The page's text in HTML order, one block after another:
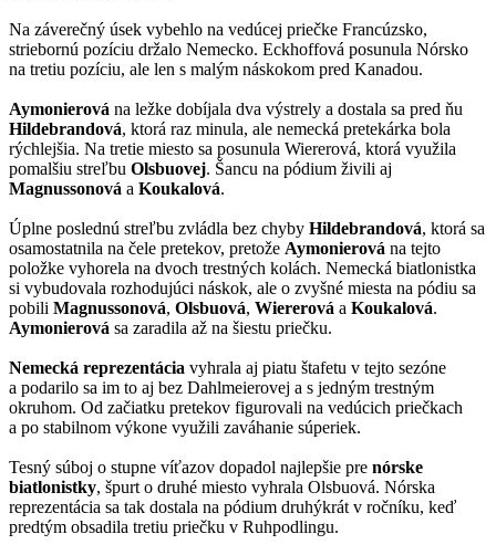
Na záverečný úsek vybehlo na vedúcej priečke Francúzsko,
striebornú pozíciu držalo Nemecko. Eckhoffová posunula Nórsko
na tretiu pozíciu, ale len s malým náskokom pred Kanadou.
Aymonierová na ležke dobíjala dva výstrely a dostala sa pred ňu
Hildebrandová, ktorá raz minula, ale nemecká pretekárka bola
rýchlejšia. Na tretie miesto sa posunula Wiererová, ktorá využila
pomalšiu streľbu Olsbuovej. Šancu na pódium živili aj
Magnussonová a Koukalová.
Úplne poslednú streľbu zvládla bez chyby Hildebrandová, ktorá sa
osamostatnila na čele pretekov, pretože Aymonierová na tejto
položke vyhorela na dvoch trestných kolách. Nemecká biatlonistka
si vybudovala rozhodujúci náskok, ale o zvyšné miesta na pódiu sa
pobili Magnussonová, Olsbuová, Wiererová a Koukalová.
Aymonierová sa zaradila až na šiestu priečku.
Nemecká reprezentácia vyhrala aj piatu štafetu v tejto sezóne
a podarilo sa im to aj bez Dahlmeierovej a s jedným trestným
okruhom. Od začiatku pretekov figurovali na vedúcich priečkach
a po stabilnom výkone využili zaváhanie súperiek.
Tesný súboj o stupne víťazov dopadol najlepšie pre nórske
biatlonistky, špurt o druhé miesto vyhrala Olsbuová. Nórska
reprezentácia sa tak dostala na pódium druhýkrát v ročníku, keď
predtým obsadila tretiu priečku v Ruhpodlingu.